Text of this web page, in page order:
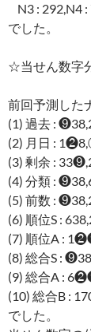
N3 : 292,N4 :
でした。
☆当せん数字
前回予測した
(1) 過去 :
(2) 月日 :
(3) 剰余 :
(4) 分類 :
(5) 前数 :
(6) 順位S :
(7) 順位A :
(8) 総合S :
(9) 総合A :
(10) 総合B :
でした。